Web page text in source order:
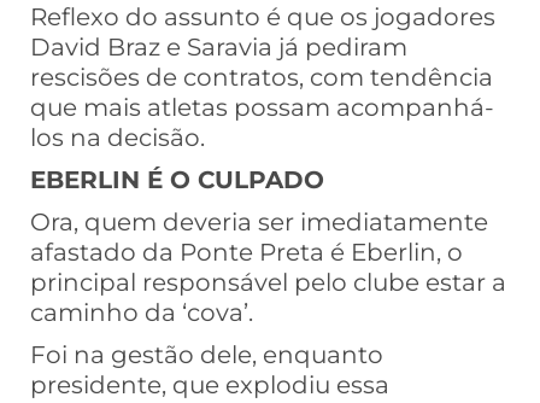
Reflexo do assunto é que os jogadores
David Braz e Saravia já pediram
rescisões de contratos, com tendência
que mais atletas possam acompanhá-
los na decisão.
EBERLIN É O CULPADO
Ora, quem deveria ser imediatamente
afastado da Ponte Preta é Eberlin, o
principal responsável pelo clube estar a
caminho da ‘cova’.
Foi na gestão dele, enquanto
presidente, que explodiu essa